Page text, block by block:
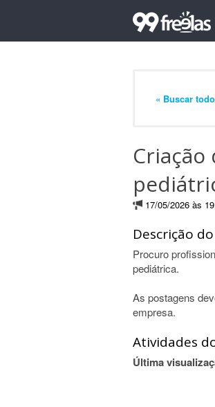
« Buscar
17/05/2026 às
Descrição
Procuro
pediátrica.
As postagens
empresa.
Atividades
Última